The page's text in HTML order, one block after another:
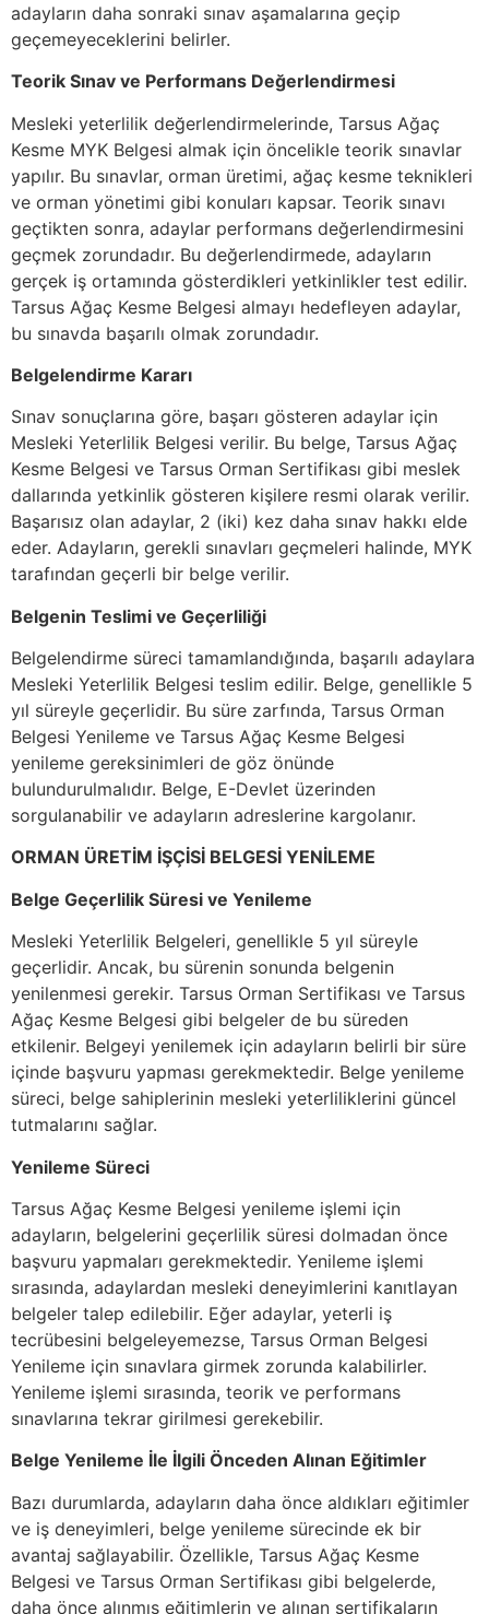
adayların daha sonraki sınav aşamalarına geçip
geçemeyeceklerini belirler.
Teorik Sınav ve Performans Değerlendirmesi
Mesleki yeterlilik değerlendirmelerinde, Tarsus Ağaç
Kesme MYK Belgesi almak için öncelikle teorik sınavlar
yapılır. Bu sınavlar, orman üretimi, ağaç kesme teknikleri
ve orman yönetimi gibi konuları kapsar. Teorik sınavı
geçtikten sonra, adaylar performans değerlendirmesini
geçmek zorundadır. Bu değerlendirmede, adayların
gerçek iş ortamında gösterdikleri yetkinlikler test edilir.
Tarsus Ağaç Kesme Belgesi almayı hedefleyen adaylar,
bu sınavda başarılı olmak zorundadır.
Belgelendirme Kararı
Sınav sonuçlarına göre, başarı gösteren adaylar için
Mesleki Yeterlilik Belgesi verilir. Bu belge, Tarsus Ağaç
Kesme Belgesi ve Tarsus Orman Sertifikası gibi meslek
dallarında yetkinlik gösteren kişilere resmi olarak verilir.
Başarısız olan adaylar, 2 (iki) kez daha sınav hakkı elde
eder. Adayların, gerekli sınavları geçmeleri halinde, MYK
tarafından geçerli bir belge verilir.
Belgenin Teslimi ve Geçerliliği
Belgelendirme süreci tamamlandığında, başarılı adaylara
Mesleki Yeterlilik Belgesi teslim edilir. Belge, genellikle 5
yıl süreyle geçerlidir. Bu süre zarfında, Tarsus Orman
Belgesi Yenileme ve Tarsus Ağaç Kesme Belgesi
yenileme gereksinimleri de göz önünde
bulundurulmalıdır. Belge, E-Devlet üzerinden
sorgulanabilir ve adayların adreslerine kargolanır.
ORMAN ÜRETİM İŞÇİSİ BELGESİ YENİLEME
Belge Geçerlilik Süresi ve Yenileme
Mesleki Yeterlilik Belgeleri, genellikle 5 yıl süreyle
geçerlidir. Ancak, bu sürenin sonunda belgenin
yenilenmesi gerekir. Tarsus Orman Sertifikası ve Tarsus
Ağaç Kesme Belgesi gibi belgeler de bu süreden
etkilenir. Belgeyi yenilemek için adayların belirli bir süre
içinde başvuru yapması gerekmektedir. Belge yenileme
süreci, belge sahiplerinin mesleki yeterliliklerini güncel
tutmalarını sağlar.
Yenileme Süreci
Tarsus Ağaç Kesme Belgesi yenileme işlemi için
adayların, belgelerini geçerlilik süresi dolmadan önce
başvuru yapmaları gerekmektedir. Yenileme işlemi
sırasında, adaylardan mesleki deneyimlerini kanıtlayan
belgeler talep edilebilir. Eğer adaylar, yeterli iş
tecrübesini belgeleyemezse, Tarsus Orman Belgesi
Yenileme için sınavlara girmek zorunda kalabilirler.
Yenileme işlemi sırasında, teorik ve performans
sınavlarına tekrar girilmesi gerekebilir.
Belge Yenileme İle İlgili Önceden Alınan Eğitimler
Bazı durumlarda, adayların daha önce aldıkları eğitimler
ve iş deneyimleri, belge yenileme sürecinde ek bir
avantaj sağlayabilir. Özellikle, Tarsus Ağaç Kesme
Belgesi ve Tarsus Orman Sertifikası gibi belgelerde,
daha önce alınmış eğitimlerin ve alınan sertifikaların